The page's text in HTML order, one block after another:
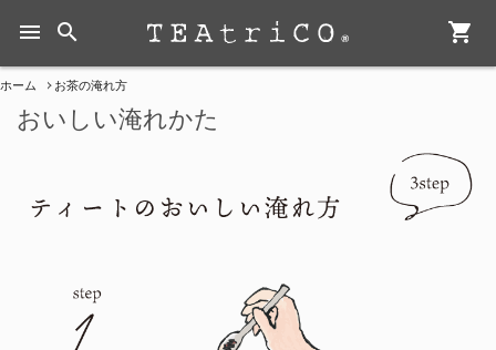
menu search shopping_cart
ホーム お茶の淹れ方
おいしい淹れかた